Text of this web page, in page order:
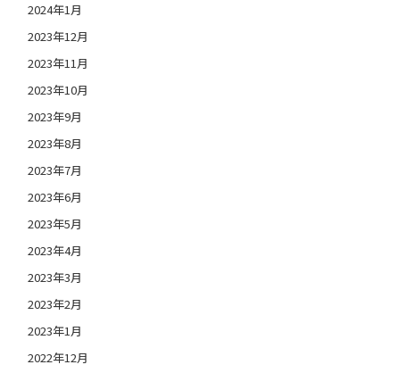
2024年1月
2023年12月
2023年11月
2023年10月
2023年9月
2023年8月
2023年7月
2023年6月
2023年5月
2023年4月
2023年3月
2023年2月
2023年1月
2022年12月